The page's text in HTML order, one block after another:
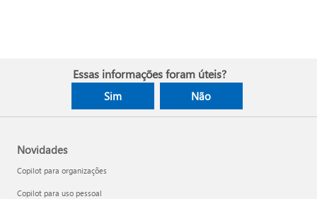
Essas informações foram úteis?
Sim Não
Novidades
Copilot para organizações
Copilot para uso pessoal